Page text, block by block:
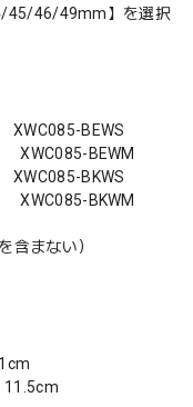
46/49mm】を選択
BEWS
BEWM
BKWS
BKWM
含まない）